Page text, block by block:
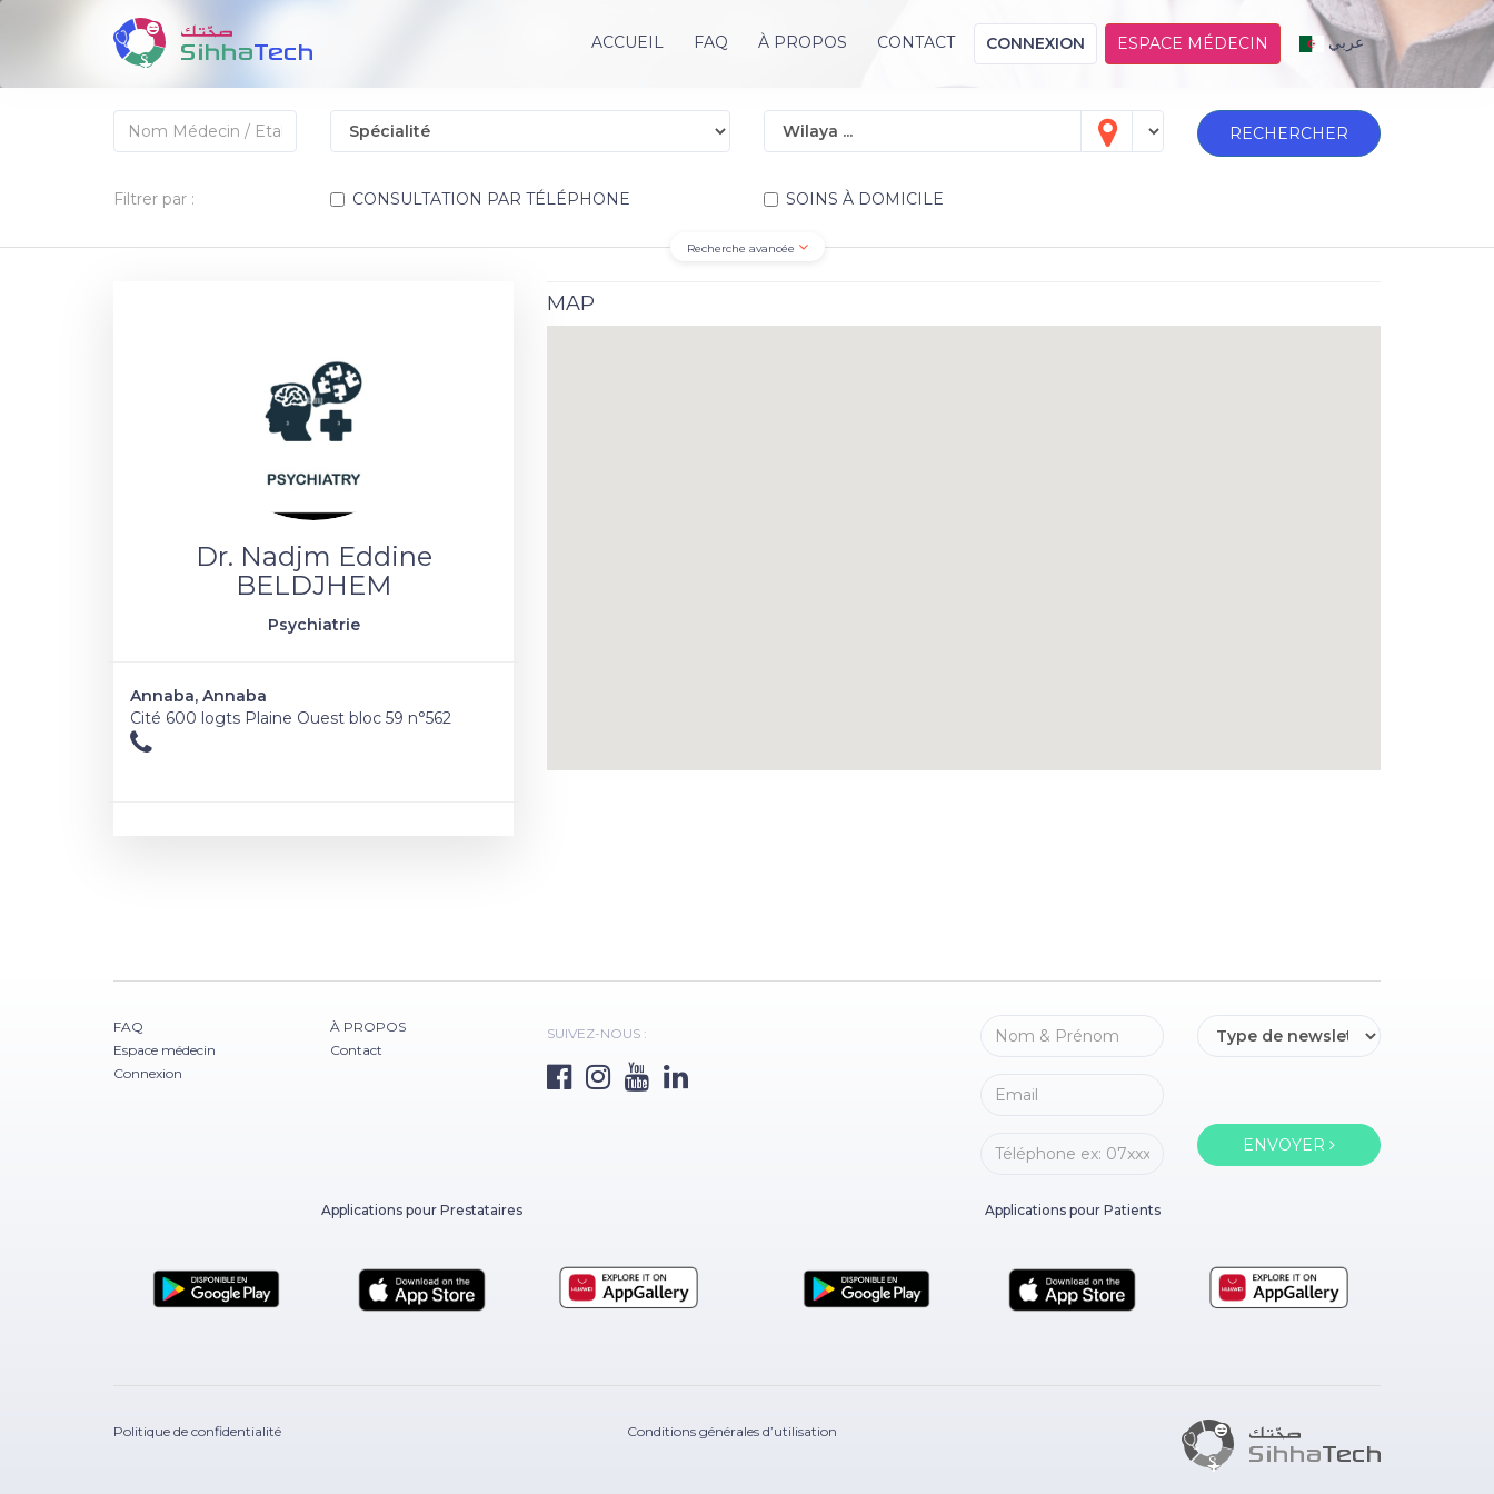
ACCUEIL FAQ À PROPOS CONTACT CONNEXION ESPACE MÉDECIN عربي
RECHERCHER
Filtrer par : CONSULTATION PAR TÉLÉPHONE SOINS À DOMICILE
Recherche avancée
Dr. Nadjm Eddine
BELDJHEM
Psychiatrie
Annaba, Annaba
Cité 600 logts Plaine Ouest bloc 59 n°562
MAP
FAQ
Espace médecin
Connexion
À PROPOS
Contact
SUIVEZ-NOUS :
ENVOYER
Applications pour Prestataires Applications pour Patients
Politique de confidentialité Conditions générales d’utilisation